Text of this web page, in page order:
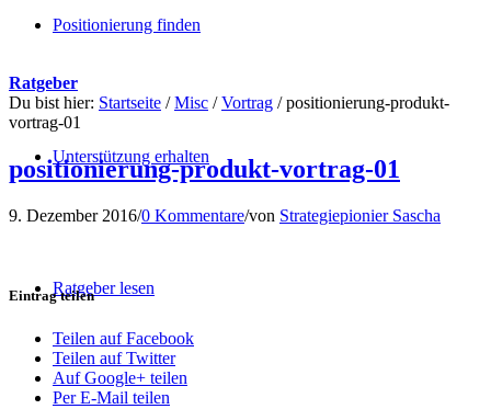
Positionierung finden
Unterstützung erhalten
Ratgeber lesen
Ratgeber
Du bist hier: Startseite / Misc / Vortrag / positionierung‐produkt‐
vortrag‐01
positionierung‐produkt‐vortrag‐01
9. Dezember 2016/0 Kommentare/von Strategiepionier Sascha
Eintrag teilen
Teilen auf Facebook
Teilen auf Twitter
Auf Google+ teilen
Per E-Mail teilen